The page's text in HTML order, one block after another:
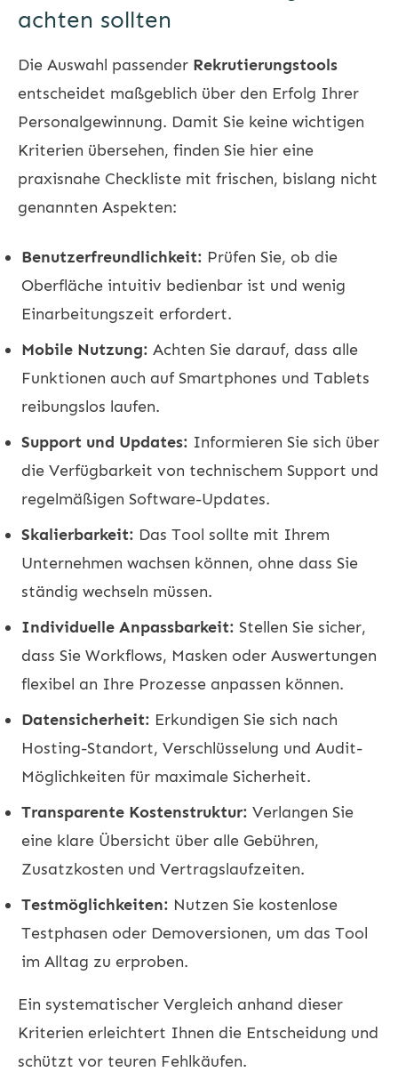
achten sollten
Die Auswahl passender Rekrutierungstools
entscheidet maßgeblich über den Erfolg Ihrer
Personalgewinnung. Damit Sie keine wichtigen
Kriterien übersehen, finden Sie hier eine
praxisnahe Checkliste mit frischen, bislang nicht
genannten Aspekten:
Benutzerfreundlichkeit: Prüfen Sie, ob die
Oberfläche intuitiv bedienbar ist und wenig
Einarbeitungszeit erfordert.
Mobile Nutzung: Achten Sie darauf, dass alle
Funktionen auch auf Smartphones und Tablets
reibungslos laufen.
Support und Updates: Informieren Sie sich über
die Verfügbarkeit von technischem Support und
regelmäßigen Software-Updates.
Skalierbarkeit: Das Tool sollte mit Ihrem
Unternehmen wachsen können, ohne dass Sie
ständig wechseln müssen.
Individuelle Anpassbarkeit: Stellen Sie sicher,
dass Sie Workflows, Masken oder Auswertungen
flexibel an Ihre Prozesse anpassen können.
Datensicherheit: Erkundigen Sie sich nach
Hosting-Standort, Verschlüsselung und Audit-
Möglichkeiten für maximale Sicherheit.
Transparente Kostenstruktur: Verlangen Sie
eine klare Übersicht über alle Gebühren,
Zusatzkosten und Vertragslaufzeiten.
Testmöglichkeiten: Nutzen Sie kostenlose
Testphasen oder Demoversionen, um das Tool
im Alltag zu erproben.
Ein systematischer Vergleich anhand dieser
Kriterien erleichtert Ihnen die Entscheidung und
schützt vor teuren Fehlkäufen.